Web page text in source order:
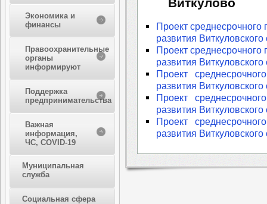
Экономика и
финансы
Правоохранительные
органы
информируют
Поддержка
предпринимательства
Важная
информация,
ЧС, COVID-19
Муниципальная
служба
Социальная сфера
Виткулово
Проект среднесрочного
развития
Проект среднесрочного
развития
Проект
развития
Проект
развития
Проект
развития